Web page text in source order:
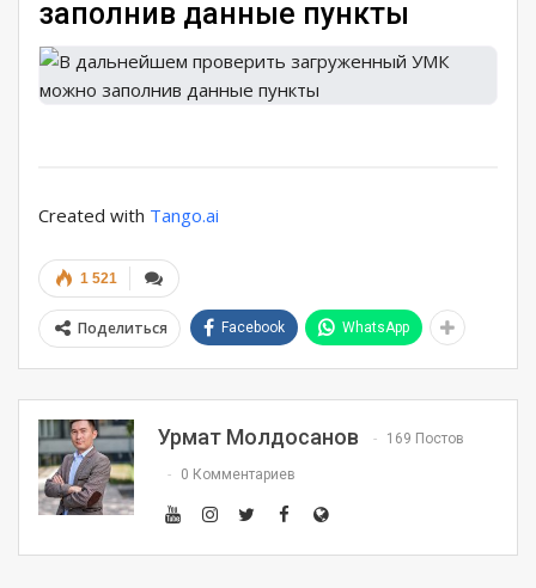
заполнив данные пункты
Created with Tango.ai
1 521
Поделиться Facebook WhatsApp
Урмат Молдосанов 169 Постов
0 Комментариев